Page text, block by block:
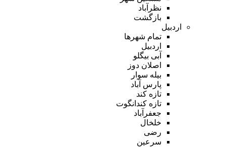
نظرآباد
بازگشت
اردبیل
تمام شهر‌ها
اردبیل
آبی بیگلو
اصلان دوز
بیله سوار
پارس آباد
تازه کند
تازه کندانگوت
جعفرآباد
خلخال
رضی
سرعین